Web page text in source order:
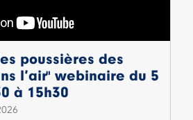
poussières des
l’air" webinaire du 5
à 15h30